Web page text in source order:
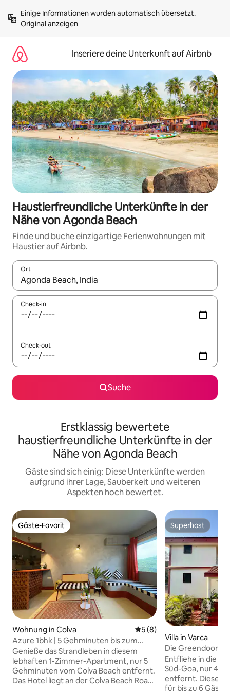
Inhalten
springenOriginal anzeigen
Inseriere deine Unterkunft auf Airbnb
Haustierfreundliche Unterkünfte in der
Nähe von Agonda Beach
Finde und buche einzigartige Ferienwohnungen mit
Haustier auf Airbnb.
Ort
Wenn Ergebnisse verfügbar sind, navigiere mit den
Check-in
Check-out
Suche
Erstklassig bewertete
haustierfreundliche Unterkünfte in der
Nähe von Agonda Beach
Gäste sind sich einig: Diese Unterkünfte werden
aufgrund ihrer Lage, Sauberkeit und weiteren
Aspekten hoch bewertet.
Gäste-Favorit
Gäste-Favorit
Wohnung in Colva Durchschnittliche
5 (8)
Azure 1bhk | 5 Gehminuten bis zum
Strand | Pause Project
Genieße das Strandleben in diesem
lebhaften 1-Zimmer-Apartment, nur 5
Gehminuten vom Colva Beach entfernt.
Das Hotel liegt an der Colva Beach Road
Superhost
Superhost
Villa in Varca
Die Greendoor
(400 m)
Entfliehe in die
Süd-Goa, nur 400
entfernt. Dieses
für bis zu 6